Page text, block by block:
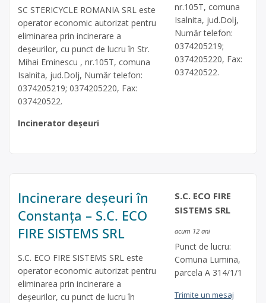
SC STERICYCLE ROMANIA SRL este
operator economic autorizat pentru
eliminarea prin incinerare a
deşeurilor, cu punct de lucru în Str.
Mihai Eminescu , nr.105T, comuna
Isalnita, jud.Dolj, Număr telefon:
0374205219; 0374205220, Fax:
037420522.
Incinerator deșeuri
nr.105T, comuna
Isalnita, jud.Dolj,
Număr telefon:
0374205219;
0374205220, Fax:
037420522.
Incinerare deșeuri în
Constanța – S.C. ECO
FIRE SISTEMS SRL
S.C. ECO FIRE SISTEMS SRL este
operator economic autorizat pentru
eliminarea prin incinerare a
deşeurilor, cu punct de lucru în
S.C. ECO FIRE
SISTEMS SRL
acum 12 ani
Punct de lucru:
Comuna Lumina,
parcela A 314/1/1
Trimite un mesaj